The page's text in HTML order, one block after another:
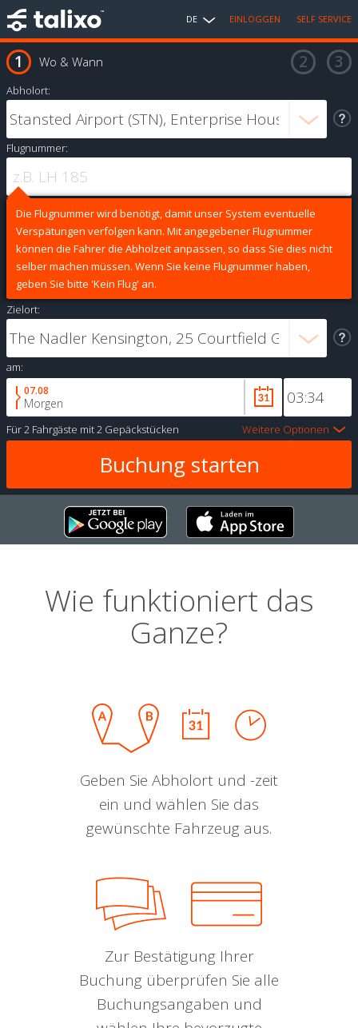
DE EINLOGGEN SELF SERVICE
Wo & Wann
Abholort:
Flugnummer:
Die Flugnummer wird benötigt, damit unser System eventuelle
Verspätungen verfolgen kann. Mit angegebener Flugnummer
können die Fahrer die Abholzeit anpassen, so dass Sie dies nicht
selber machen müssen. Wenn Sie keine Flugnummer haben,
geben Sie bitte 'Kein Flug' an.
Zielort:
am:
07.08
Morgen
Für2 Fahrgäste mit2 Gepäckstücken Weitere Optionen
Wie funktioniert das
Ganze?
Geben Sie Abholort und -zeit
ein und wählen Sie das
gewünschte Fahrzeug aus.
Zur Bestätigung Ihrer
Buchung überprüfen Sie alle
Buchungsangaben und